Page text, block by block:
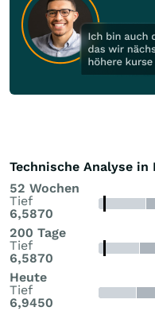
Technische Analyse in
52 Wochen
Tief
6,5870
200 Tage
Tief
6,5870
Heute
Tief
6,9450